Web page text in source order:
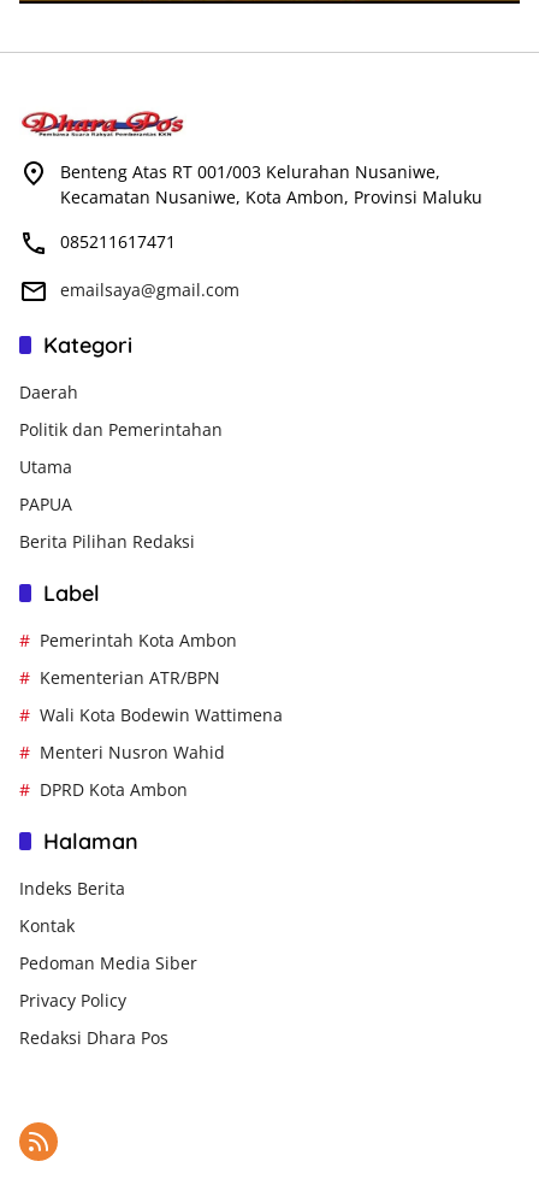
Benteng Atas RT 001/003 Kelurahan Nusaniwe,
Kecamatan Nusaniwe, Kota Ambon, Provinsi Maluku
085211617471
emailsaya@gmail.com
Kategori
Daerah
Politik dan Pemerintahan
Utama
PAPUA
Berita Pilihan Redaksi
Label
Pemerintah Kota Ambon
Kementerian ATR/BPN
Wali Kota Bodewin Wattimena
Menteri Nusron Wahid
DPRD Kota Ambon
Halaman
Indeks Berita
Kontak
Pedoman Media Siber
Privacy Policy
Redaksi Dhara Pos